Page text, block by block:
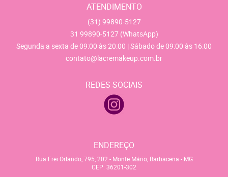
ATENDIMENTO
(31) 99890-5127
31 99890-5127 (WhatsApp)
Segunda a sexta de 09:00 às 20:00 | Sábado de 09:00 às 16:00
contato@lacremakeup.com.br
REDES SOCIAIS
ENDEREÇO
Rua Frei Orlando, 795, 202 - Monte Mário, Barbacena - MG
CEP: 36201-302